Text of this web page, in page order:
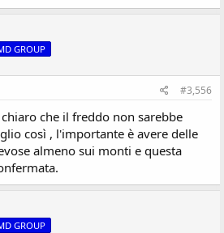
GROUP
#3,556
che il freddo non sarebbe
così , l'importante è avere delle
almeno sui monti e questa
GROUP